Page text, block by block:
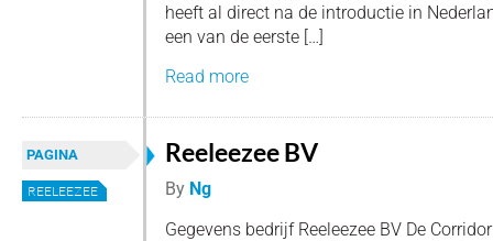
heeft al direct na de introductie in
een van de eerste […]
Read more
PAGINA
REELEEZEE
Reeleezee BV
By Ng
Gegevens bedrijf Reeleezee BV De